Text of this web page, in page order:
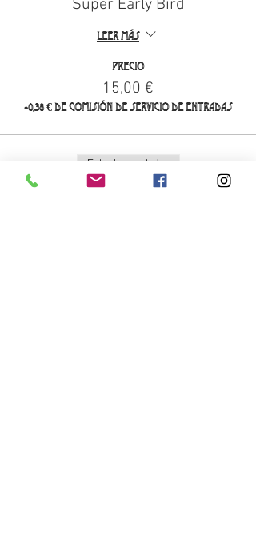
Super Early Bird
Leer más
Precio
15,00 €
+0,38 € de comisión de servicio de entradas
Entradas agotadas
Tipo de entrada